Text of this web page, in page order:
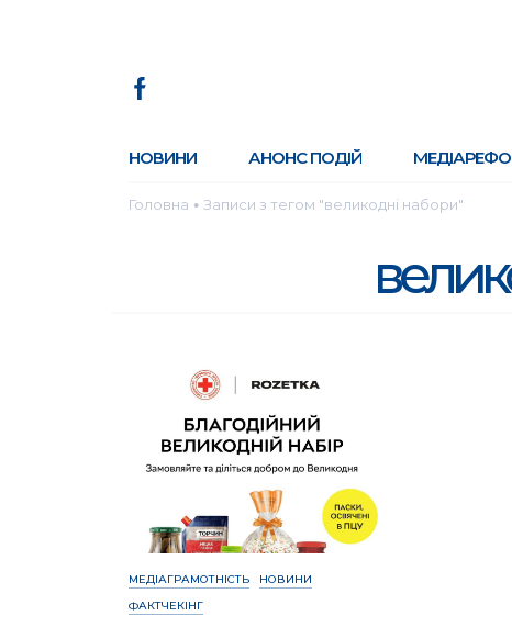
НОВИНИ АНОНС ПОДІЙ
Головна ● Записи з тегом "великодні набори"
МЕДІАГРАМОТНІСТЬ
НОВИНИ
ФАКТЧЕКІНГ